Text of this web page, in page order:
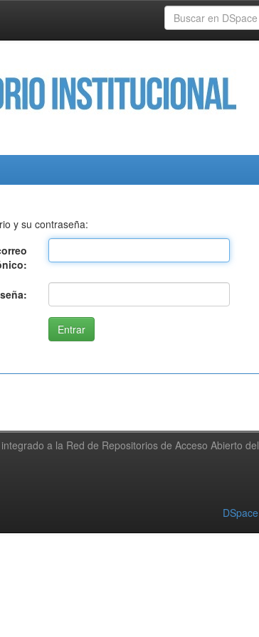
y su contraseña:
a la Red de Repositorios de Acceso Abierto